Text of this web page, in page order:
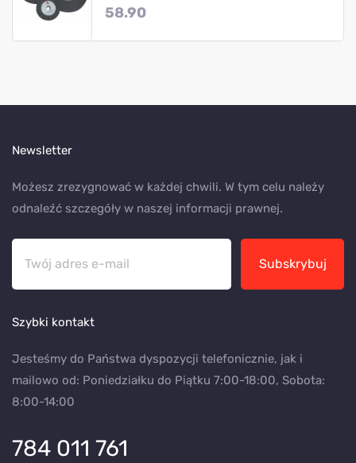
58.90
Newsletter
Możesz zrezygnować w każdej chwili. W tym celu należy
odnaleźć szczegóły w naszej informacji prawnej.
Subskrybuj
Szybki kontakt
Jesteśmy do Państwa dyspozycji telefonicznie, jak i
mailowo od: Poniedziałku do Piątku 7:00-18:00, Sobota:
8:00-14:00
784 011 761